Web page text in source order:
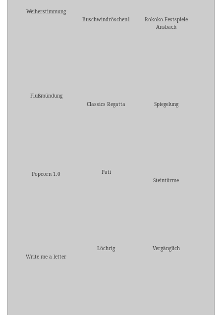
Weiherstimmung
Buschwindröschen1
Rokoko-Festspiele
Ansbach
Flußmündung
Classics Regatta
Spiegelung
Popcorn 1.0
Pati
Steintürme
Write me a letter
Löchrig Vergänglich